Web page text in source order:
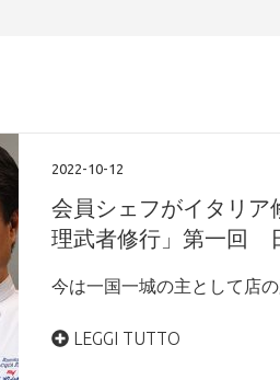
2022-10-12
会員シェフがイタリア
理武者修行」第一回
今は一国一城の主として店
LEGGI TUTTO